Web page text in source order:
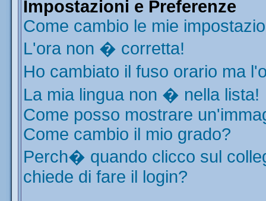
Impostazioni e Preferenze
Come cambio le mie
L'ora non � corretta!
Ho cambiato il fuso orario ma
La mia lingua non � nella lista!
Come posso mostrare
Come cambio il mio grado?
Perch� quando clicco sul
chiede di fare il login?